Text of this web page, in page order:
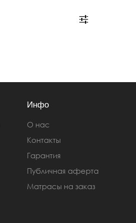
Инфо
О нас
Контакты
Гарантия
Публичная аферта
Матрасы на заказ